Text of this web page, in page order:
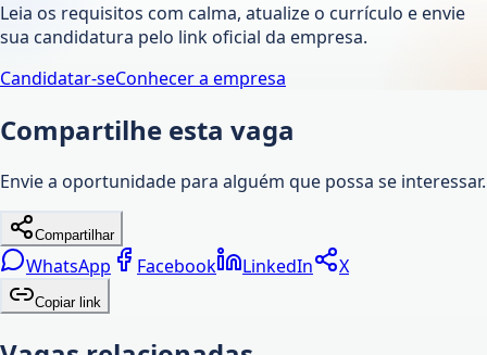
Leia os requisitos com calma, atualize o currículo e envie
sua candidatura pelo link oficial da empresa.
Candidatar-seConhecer a empresa
Compartilhe esta vaga
Envie a oportunidade para alguém que possa se interessar.
Compartilhar
WhatsApp Facebook LinkedIn X
Copiar link